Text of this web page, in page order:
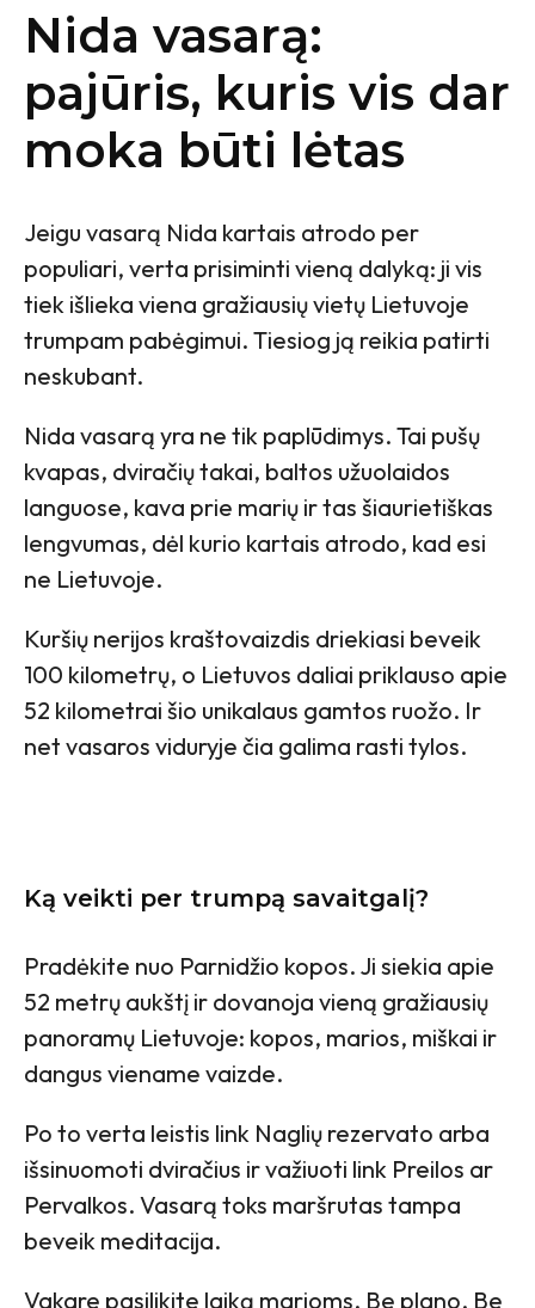
Nida vasarą:
pajūris, kuris vis dar
moka būti lėtas
Jeigu vasarą Nida kartais atrodo per
populiari, verta prisiminti vieną dalyką: ji vis
tiek išlieka viena gražiausių vietų Lietuvoje
trumpam pabėgimui. Tiesiog ją reikia patirti
neskubant.
Nida vasarą yra ne tik paplūdimys. Tai pušų
kvapas, dviračių takai, baltos užuolaidos
languose, kava prie marių ir tas šiaurietiškas
lengvumas, dėl kurio kartais atrodo, kad esi
ne Lietuvoje.
Kuršių nerijos kraštovaizdis driekiasi beveik
100 kilometrų, o Lietuvos daliai priklauso apie
52 kilometrai šio unikalaus gamtos ruožo. Ir
net vasaros viduryje čia galima rasti tylos.
Ką veikti per trumpą savaitgalį?
Pradėkite nuo Parnidžio kopos. Ji siekia apie
52 metrų aukštį ir dovanoja vieną gražiausių
panoramų Lietuvoje: kopos, marios, miškai ir
dangus viename vaizde.
Po to verta leistis link Naglių rezervato arba
išsinuomoti dviračius ir važiuoti link Preilos ar
Pervalkos. Vasarą toks maršrutas tampa
beveik meditacija.
Vakare pasilikite laiką marioms. Be plano. Be